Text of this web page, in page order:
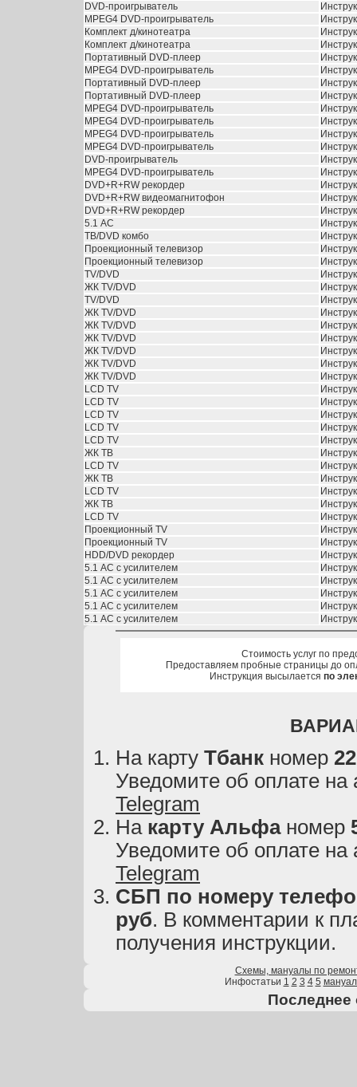
DVD-проигрыватель
MPEG4 DVD-проигрыватель
Комплект д/кинотеатра
Комплект д/кинотеатра
Портативный DVD-плеер
MPEG4 DVD-проигрыватель
Портативный DVD-плеер
Портативный DVD-плеер
MPEG4 DVD-проигрыватель
MPEG4 DVD-проигрыватель
MPEG4 DVD-проигрыватель
MPEG4 DVD-проигрыватель
DVD-проигрыватель
MPEG4 DVD-проигрыватель
DVD+R+RW рекордер
DVD+R+RW видеомагнитофон
DVD+R+RW рекордер
5.1 АС
ТВ/DVD комбо
Проекционный телевизор
Проекционный телевизор
TV/DVD
ЖК TV/DVD
TV/DVD
ЖК TV/DVD
ЖК TV/DVD
ЖК TV/DVD
ЖК TV/DVD
ЖК TV/DVD
ЖК TV/DVD
LCD TV
LCD TV
LCD TV
LCD TV
LCD TV
ЖК ТВ
LCD TV
ЖК ТВ
LCD TV
ЖК ТВ
LCD TV
Проекционный TV
Проекционный TV
HDD/DVD рекордер
5.1 АС с усилителем
5.1 АС с усилителем
5.1 АС с усилителем
5.1 АС с усилителем
5.1 АС с усилителем
Стоимость услуг по
Предоставляем пробные страницы до
Инструкция высылается по
На карту Тбанк номер
Уведомите об оплате на
Telegram
На карту Альфаномер
Уведомите об оплате на
Telegram
СБП по номеру
руб. В комментарии к
получения инструкции.
Схемы, мануалы по
Инфостатьи 1 2 3 4 5